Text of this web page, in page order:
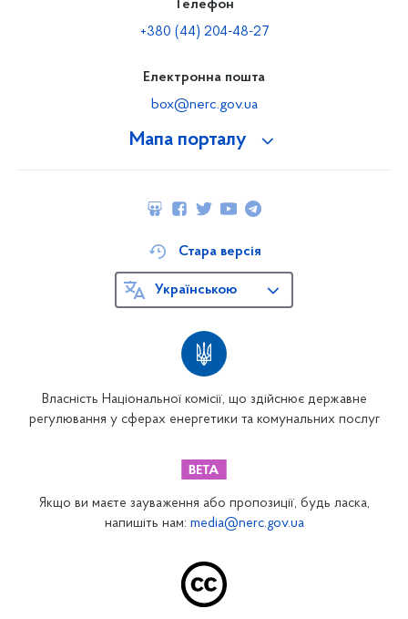
Мапа порталу
Телефон
+380 (44) 204-48-27
Електронна пошта
box@nerc.gov.ua
Власність Національної комісії, що здійснює державне
регулювання у сферах енергетики та комунальних послуг
Стара версія
Українською
Якщо ви маєте зауваження або пропозиції, будь ласка,
напишіть нам: media@nerc.gov.ua